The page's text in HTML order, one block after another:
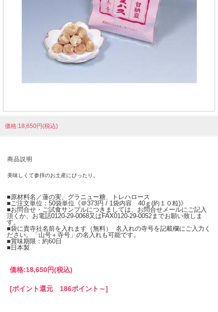
価格:18,650円(税込)
商品説明
美味しくて参拝のお土産にぴったり。
■原材料名／蓮の実、グラニュー糖、トレハロース
■ご注文単位：50袋単位《＠373円 / 1袋内容 40ｇ(約１０粒)》
■お問合せ・ご試食サンプルにつきましては、お問合せメールにご記入
頂くか、お電話0120-29-0068又はFAX0120-29-0052までお願い致しま
す。
■袋に貴寺社名前を入れます（無料） 名入れの寺号を記載欄にご入力く
ださい。「山号＋寺号」の名入れも可能です。
■賞味期限：約60日
■日本製
価格:18,650円(税込)
[ポイント還元 186ポイント～]